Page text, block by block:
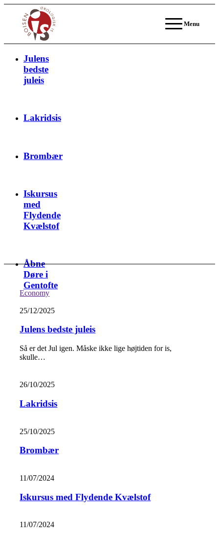
Menu
Julens
bedste
juleis
Lakridsis
Brombær
Iskursus
med
Flydende
Kvælstof
Åbne
Døre i
Gentofte
Economy
25/12/2025
Julens bedste juleis
Så er det Jul igen. Måske ikke lige højtiden for is,
skulle…
26/10/2025
Lakridsis
25/10/2025
Brombær
11/07/2024
Iskursus med Flydende Kvælstof
11/07/2024